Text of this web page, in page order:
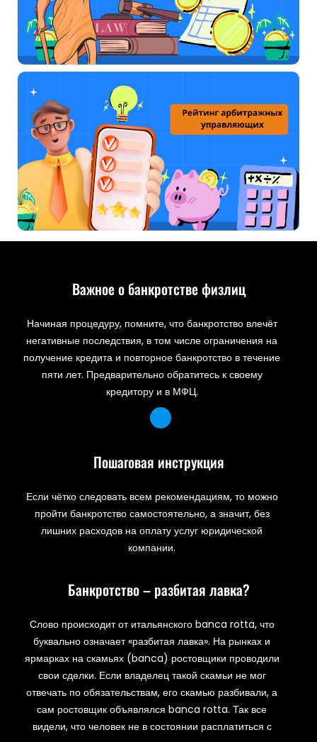
Важное о банкротстве физлиц
Начиная процедуру, помните, что банкротство влечёт
негативные последствия, в том числе ограничения на
получение кредита и повторное банкротство в течение
пяти лет. Предварительно обратитесь к своему
кредитору и в МФЦ.
Пошаговая инструкция
Если чётко следовать всем рекомендациям, то можно
пройти банкротство самостоятельно, а значит, без
лишних расходов на оплату услуг юридической
компании.
Банкротство – разбитая лавка?
Слово происходит от итальянского banca rotta, что
буквально означает «разбитая лавка». На рынках и
ярмарках на скамьях (banca) ростовщики проводили
свои сделки. Если владелец такой скамьи не мог
отвечать по обязательствам, его скамью разбивали, а
сам ростовщик объявлялся banca rotta. Так все
видели, что человек не в состоянии расплатиться с